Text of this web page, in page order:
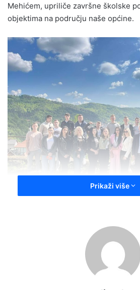
Mehićem, upriliče završne školske
objektima na području naše općine.
danas bili u posjeti gradskoj i džamiji
Crkvi, odnosno Svetištu Gospe
Nakšibendijoskoj tekiji u Gornjem
Prikaži više